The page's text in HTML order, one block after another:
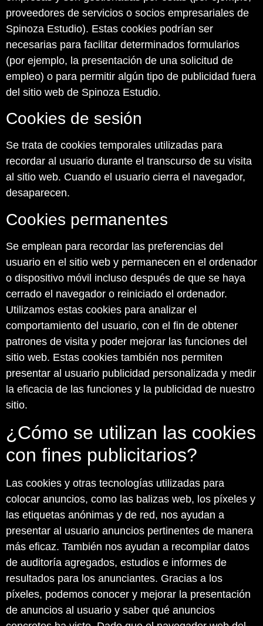
proveedores de servicios o socios empresariales de
Spinoza Estudio). Estas cookies podrían ser
necesarias para facilitar determinados formularios
(por ejemplo, la presentación de una solicitud de
empleo) o para permitir algún tipo de publicidad fuera
del sitio web de Spinoza Estudio.
Cookies de sesión
Se trata de cookies temporales utilizadas para
recordar al usuario durante el transcurso de su visita
al sitio web. Cuando el usuario cierra el navegador,
desaparecen.
Cookies permanentes
Se emplean para recordar las preferencias del
usuario en el sitio web y permanecen en el ordenador
o dispositivo móvil incluso después de que se haya
cerrado el navegador o reiniciado el ordenador.
Utilizamos estas cookies para analizar el
comportamiento del usuario, con el fin de obtener
patrones de visita y poder mejorar las funciones del
sitio web. Estas cookies también nos permiten
presentar al usuario publicidad personalizada y medir
la eficacia de las funciones y la publicidad de nuestro
sitio.
¿Cómo se utilizan las cookies
con fines publicitarios?
Las cookies y otras tecnologías utilizadas para
colocar anuncios, como las balizas web, los píxeles y
las etiquetas anónimas y de red, nos ayudan a
presentar al usuario anuncios pertinentes de manera
más eficaz. También nos ayudan a recompilar datos
de auditoría agregados, estudios e informes de
resultados para los anunciantes. Gracias a los
píxeles, podemos conocer y mejorar la presentación
de anuncios al usuario y saber qué anuncios